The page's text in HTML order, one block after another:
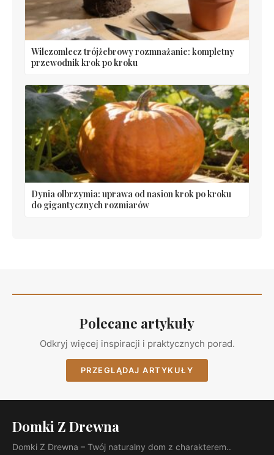
Wilczomlecz trójżebrowy rozmnażanie: kompletny
przewodnik krok po kroku
Dynia olbrzymia: uprawa od nasion krok po kroku
do gigantycznych rozmiarów
Polecane artykuły
Odkryj więcej inspiracji i praktycznych porad.
PRZEGLĄDAJ ARTYKUŁY
Domki Z Drewna
Domki Z Drewna – Twój naturalny dom z charakterem..